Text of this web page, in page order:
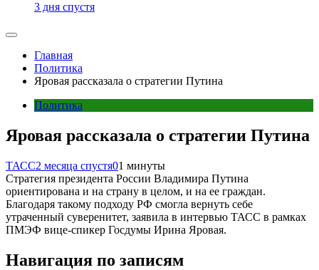
3 дня спустя
Главная
Политика
Яровая рассказала о стратегии Путина
Политика
Яровая рассказала о стратегии Путина
ТАСС2 месяца спустя01 минуты
Стратегия президента России Владимира Путина
ориентирована и на страну в целом, и на ее граждан.
Благодаря такому подходу РФ смогла вернуть себе
утраченный суверенитет, заявила в интервью ТАСС в рамках
ПМЭФ вице-спикер Госдумы Ирина Яровая.
Навигация по записям